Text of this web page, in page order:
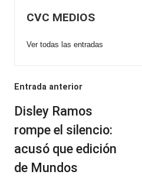
CVC MEDIOS
Ver todas las entradas
Navegación
de
entradas
Entrada anterior
Disley Ramos
rompe el silencio:
acusó que edición
de Mundos